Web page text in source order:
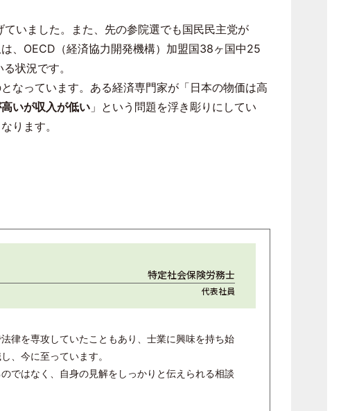
いました。また、先の参院選でも国民民主党が
、 OECD （経済協力開発機構）加盟国38ヶ国中25
状況です。
なっています。ある経済専門家が「日本の物価は高
いが収入が低い 」という問題を浮き彫りにしてい
ります。
特定社会保険労務士
代表社員
律を専攻していたこともあり、士業に興味を持ち始
、今に至っています。
ではなく、自身の見解をしっかりと伝えられる相談